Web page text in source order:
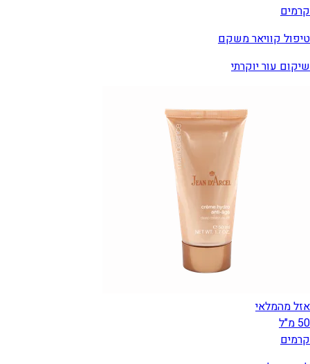
קרמים
טיפול קוויאר משקם
שיקום עור יוקרתי
אזל מהמלאי
50 מ"ל
קרמים